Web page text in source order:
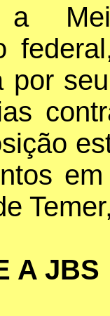
por
A JBS